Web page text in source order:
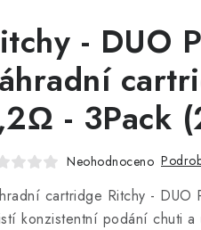
- DUO
- 3Pack
Neohodnoceno
cartridge Ritchy - DUO
konzistentní podání chuti a